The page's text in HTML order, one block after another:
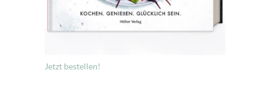
Jetzt bestellen!